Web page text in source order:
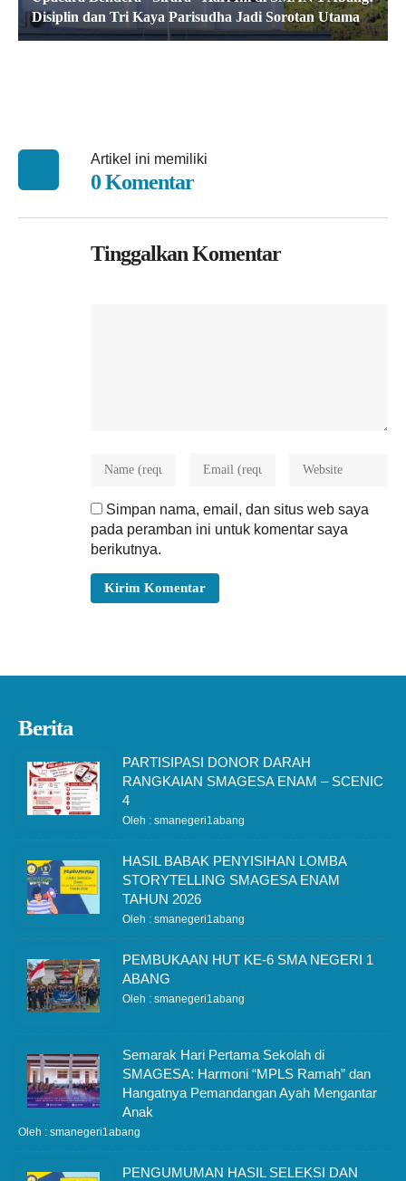
Disiplin dan Tri Kaya Parisudha Jadi Sorotan Utama
Artikel ini memiliki
0 Komentar
Tinggalkan Komentar
Simpan nama, email, dan situs web saya
pada peramban ini untuk komentar saya
berikutnya.
Berita
PARTISIPASI DONOR DARAH
RANGKAIAN SMAGESA ENAM – SCENIC
4
Oleh : smanegeri1abang
HASIL BABAK PENYISIHAN LOMBA
STORYTELLING SMAGESA ENAM
TAHUN 2026
Oleh : smanegeri1abang
PEMBUKAAN HUT KE-6 SMA NEGERI 1
ABANG
Oleh : smanegeri1abang
Semarak Hari Pertama Sekolah di
SMAGESA: Harmoni “MPLS Ramah” dan
Hangatnya Pemandangan Ayah Mengantar
Anak
Oleh : smanegeri1abang
PENGUMUMAN HASIL SELEKSI DAN